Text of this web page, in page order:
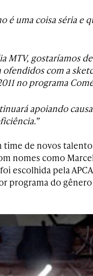
é uma coisa séria e
MTV, gostaríamos
com a
no programa
apoiando
time de novos
nomes como
escolhida pela
programa do